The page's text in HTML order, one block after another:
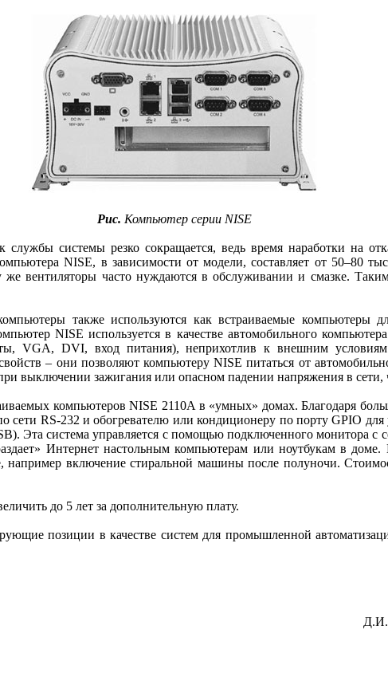
Рис. Компьютер серии NISE
системы резко сокращается, ведь время наработки на
NISE, в зависимости от модели, составляет от 50–80
вентиляторы часто нуждаются в обслуживании и смазке.
также используются как встраиваемые компьютеры
NISE используется в качестве автомобильного
VGA, DVI, вход питания), неприхотлив к внешним
– они позволяют компьютеру NISE питаться от
выключении зажигания или опасном падении напряжения в сети,
компьютеров NISE 2110А в «умных» домах. Благодаря
сети RS-232 и обогревателю или кондиционеру по порту GPIO
Эта система управляется с помощью подключенного монитора
Интернет настольным компьютерам или ноутбукам в доме.
например включение стиральной машины после полуночи.
до 5 лет за дополнительную плату.
позиции в качестве систем для промышленной
Д.И.